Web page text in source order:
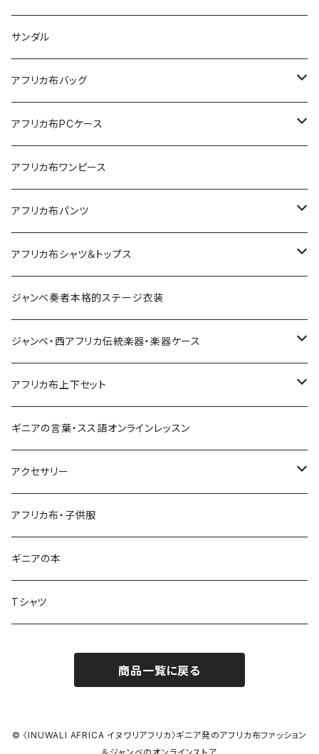
サンダル
アフリカ布バッグ
Sac shopping rond
Sac shopping carré
petit carré
Pochette
Sacoche
アフリカ布PCケース
アフリカ布iPadケース
アフリカ布ワンピース
アフリカ布パンツ
レディースパンツ
Pantalon Gaucho
Pantalon bermuda
ワイドパンツ♡7分丈
ワイドパンツ♡ロング
ワイドパンツハイウエスト
男女兼用パンツ
アフリカ布シャツ＆トップス
男女兼用シャツ
レディーストップス
ジャンベ奏者本格的ステージ衣装
ジャンベ・西アフリカ伝統楽器・楽器ケース
ジャンベ
ジャンベケース
ドゥンドゥン ベル
アフリカ布上下セット
男女兼用シャツ＆パンツセット
ギニアの言葉・スス語オンラインレッスン
アクセサリー
キーホルダー
ネックレス
ブレスレット
シュシュ
アフリカ布・子供服
ギニアの本
Tシャツ
商品一覧に戻る
© 〈INUWALI AFRICA イヌワリアフリカ〉ギニア発のアフリカ布ファッション